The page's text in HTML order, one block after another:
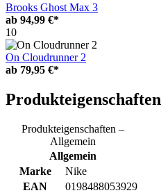
Brooks Ghost Max 3
ab 94,99 €*
10
On Cloudrunner 2
ab 79,95 €*
Produkteigenschaften
Produkteigenschaften –
Allgemein
Allgemein
Marke
Nike
EAN
0198488053929